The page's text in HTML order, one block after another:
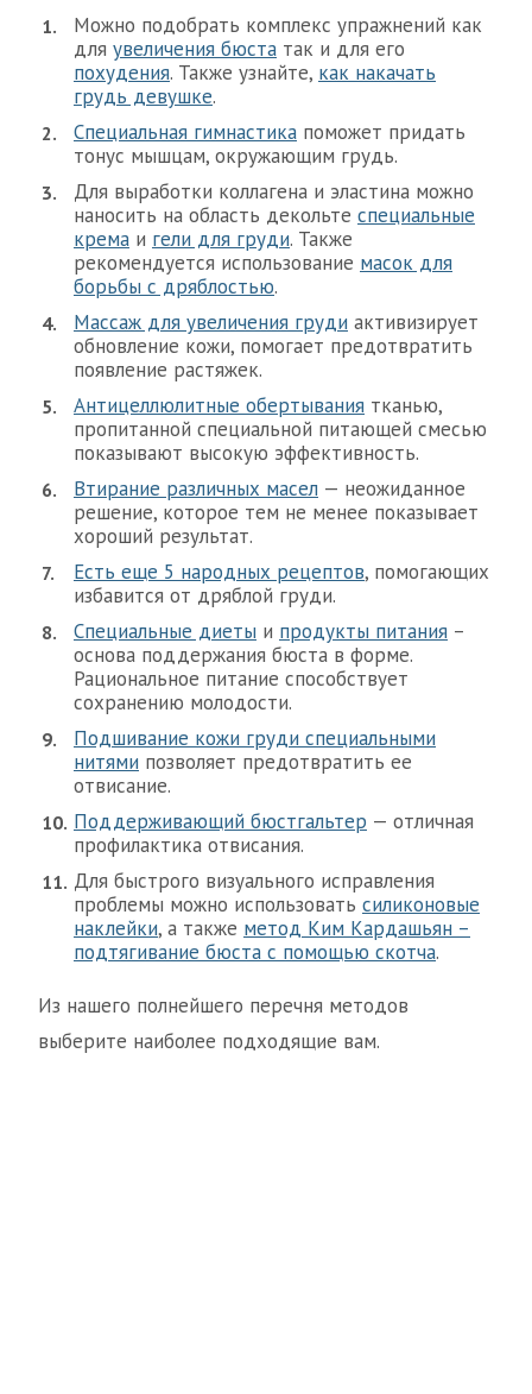
Можно подобрать комплекс упражнений как
для увеличения бюста так и для его
похудения. Также узнайте, как накачать
грудь девушке.
Специальная гимнастика поможет придать
тонус мышцам, окружающим грудь.
Для выработки коллагена и эластина можно
наносить на область декольте специальные
крема и гели для груди. Также
рекомендуется использование масок для
борьбы с дряблостью.
Массаж для увеличения груди активизирует
обновление кожи, помогает предотвратить
появление растяжек.
Антицеллюлитные обертывания тканью,
пропитанной специальной питающей смесью
показывают высокую эффективность.
Втирание различных масел — неожиданное
решение, которое тем не менее показывает
хороший результат.
Есть еще 5 народных рецептов, помогающих
избавится от дряблой груди.
Специальные диеты и продукты питания –
основа поддержания бюста в форме.
Рациональное питание способствует
сохранению молодости.
Подшивание кожи груди специальными
нитями позволяет предотвратить ее
отвисание.
Поддерживающий бюстгальтер — отличная
профилактика отвисания.
Для быстрого визуального исправления
проблемы можно использовать силиконовые
наклейки, а также метод Ким Кардашьян –
подтягивание бюста с помощью скотча.
Из нашего полнейшего перечня методов
выберите наиболее подходящие вам.